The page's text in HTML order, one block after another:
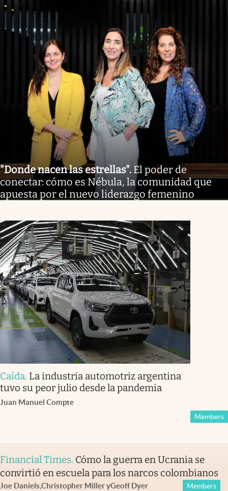
"Donde nacen las estrellas". El poder de
conectar: cómo es Nébula, la comunidad que
apuesta por el nuevo liderazgo femenino
Caída. La industria automotriz argentina
tuvo su peor julio desde la pandemia
Juan Manuel Compte
Members
Financial Times. Cómo la guerra en Ucrania se
convirtió en escuela para los narcos colombianos
Joe Daniels,Christopher MilleryGeoff Dyer Members